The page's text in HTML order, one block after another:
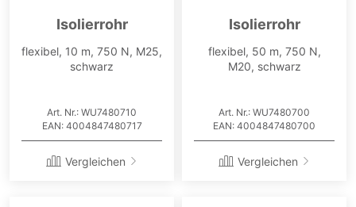
Isolierrohr
flexibel, 10 m, 750 N, M25,
schwarz
Art. Nr.: WU7480710
EAN: 4004847480717
Vergleichen
Isolierrohr
flexibel, 50 m, 750 N,
M20, schwarz
Art. Nr.: WU7480700
EAN: 4004847480700
Vergleichen